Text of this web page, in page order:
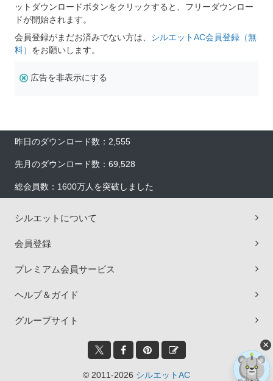
ットダウンロードボタンをクリックすると、フリーダウンロー
ドが開始されます。
会員登録がまだお済みでない方は、 シルエットAC会員登録（無
料） をお願いします。
広告を非表示にする
昨日のダウンロード数：2,555
先月のダウンロード数：69,528
総会員数：1600万人を突破しました
シルエットについて
会員登録
プレミアム会員サービス
ヘルプ＆ガイド
グループサイト
© 2011-2026 シルエットAC
×